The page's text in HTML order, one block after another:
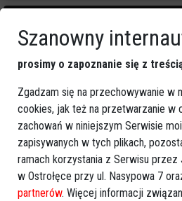
0zapalonych
🕯Zapal świeczkę
wróć
Szanowny
prosimy o zapoznanie się z
Zgadzam się na przechowywanie w
cookies, jak też na przetwarzanie w
zachowań w niniejszym Serwisie
zapisywanych w tych plikach,
ramach korzystania z Serwisu
w Ostrołęce przy ul. Nasypowa 7
partnerów. Więcej informacji